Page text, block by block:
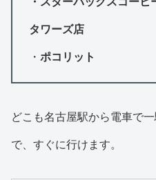
タワーズ店
・ ポコリット
どこも名古屋駅から電車で
で、すぐに行けます。